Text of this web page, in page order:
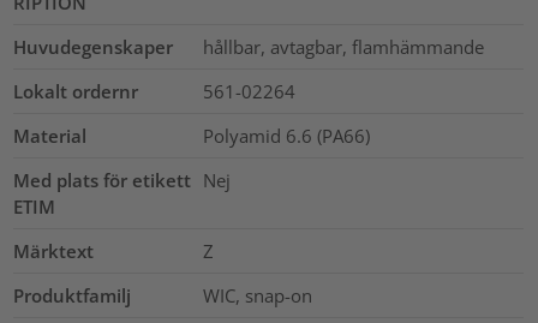
Huvudegenskaper
hållbar, avtagbar, flamhämmande
Lokalt ordernr
561-02264
Material
Polyamid 6.6 (PA66)
Med plats för etikett
ETIM
Nej
Märktext
Z
Produktfamilj
WIC, snap-on